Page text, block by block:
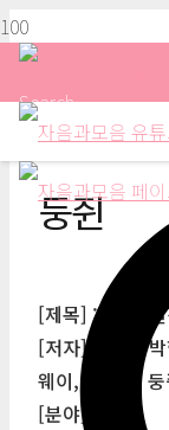
Search
둥쥔
[제목] : 한.중 걸
[저자] : 최윤,
웨이, 쉬저천, 둥
[분야] : 소설